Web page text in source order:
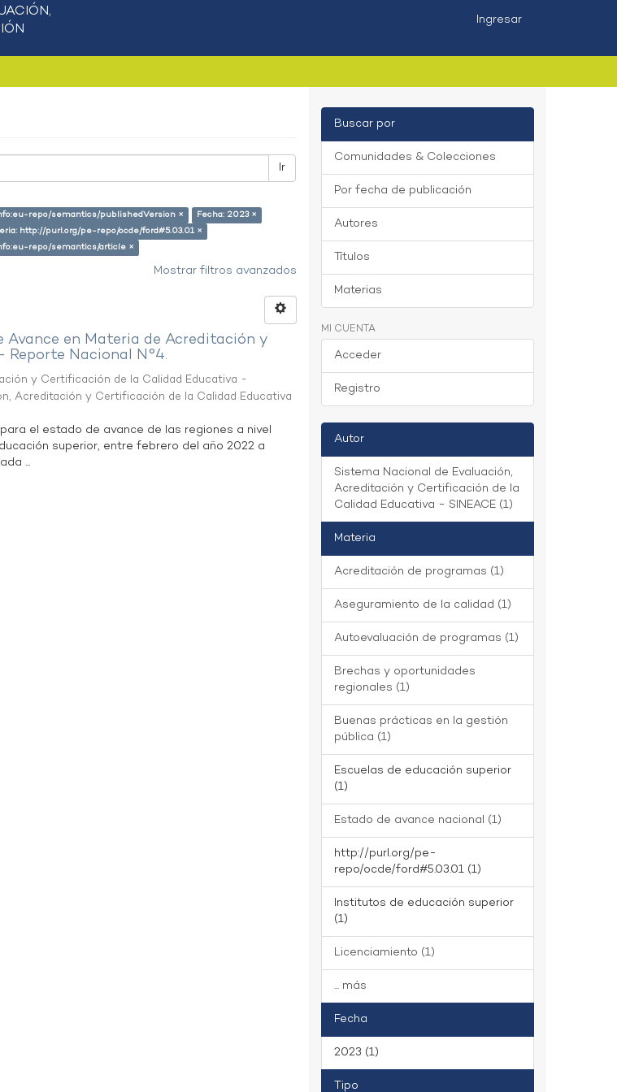
Ingresar
Ir
repo/semantics/publishedVersion ×
Fecha: 2023 ×
http://purl.org/pe-repo/ocde/ford#5.03.01 ×
repo/semantics/article ×
Mostrar filtros avanzados
Avance en Materia de Acreditación y
Reporte Nacional N°4.
y Certificación de la Calidad Educativa -
Acreditación y Certificación de la Calidad Educativa
el estado de avance de las regiones a nivel
superior, entre febrero del año 2022 a
...
Buscar por
Comunidades & Colecciones
Por fecha de publicación
Autores
Títulos
Materias
MI CUENTA
Acceder
Registro
Autor
Sistema Nacional de Evaluación,
Acreditación y Certificación de la
Calidad Educativa - SINEACE (1)
Materia
Acreditación de programas (1)
Aseguramiento de la calidad (1)
Autoevaluación de programas (1)
Brechas y oportunidades
regionales (1)
Buenas prácticas en la gestión
pública (1)
Escuelas de educación superior
(1)
Estado de avance nacional (1)
http://purl.org/pe-
repo/ocde/ford#5.03.01 (1)
Institutos de educación superior
(1)
Licenciamiento (1)
... más
Fecha
2023 (1)
Tipo